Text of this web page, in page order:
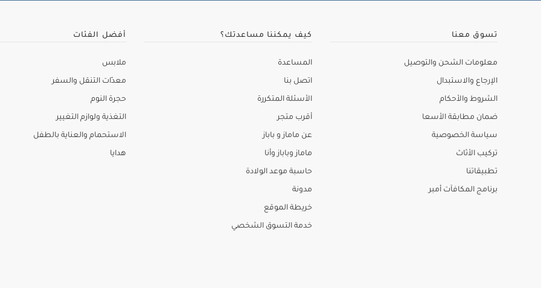
تسوق معنا
معلومات الشحن والتوصيل
الإرجاع والاستبدال
الشروط والأحكام
ضمان مطابقة الأسعا
سياسة الخصوصية
تركيب الأثاث
تطبيقاتنا
برنامج المكافآت أمبر
كيف يمكننا مساعدتك؟
المساعدة
اتصل بنا
الأسئلة المتكررة
أقرب متجر
عن ماماز و باباز
ماماز وباباز وأنا
حاسبة موعد الولادة
مدونة
خريطة الموقع
خدمة التسوق الشخصي
أفضل الفئات
ملابس
معدّات التنقل والسفر
حجرة النوم
التغذية ولوازم التغيير
الاستحمام والعناية بالطفل
هدايا